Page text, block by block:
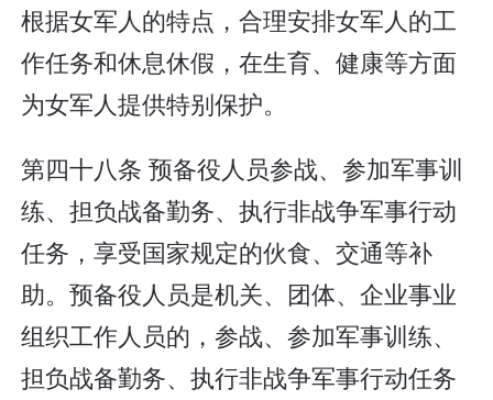
根据女军人的特点，合理安排女军人的工
作任务和休息休假，在生育、健康等方面
为女军人提供特别保护。
第四十八条 预备役人员参战、参加军事训
练、担负战备勤务、执行非战争军事行动
任务，享受国家规定的伙食、交通等补
助。预备役人员是机关、团体、企业事业
组织工作人员的，参战、参加军事训练、
担负战备勤务、执行非战争军事行动任务